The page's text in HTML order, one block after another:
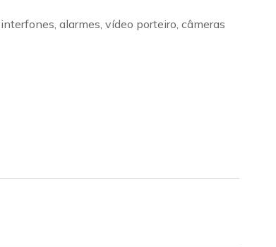
alarmes, vídeo porteiro, câmeras